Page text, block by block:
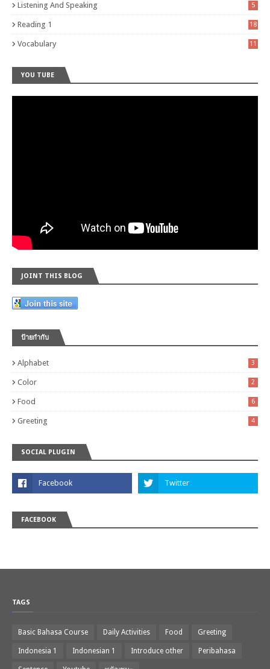
Listening And Speaking 5
Reading 1 18
Vocabulary 11
YOU TUBE
JOINT THIS BLOG
ป้ายกำกับ
Alphabet 3
Color 2
Food 6
Greeting 4
SOCIAL PLUGIN
FACEBOOK
TAGS
Basic Bahasa Course Daily Activities Food Greeting
Indonesia 1 Indonesian 1 Introduce other Peribahasa